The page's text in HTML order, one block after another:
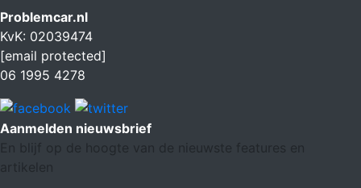
Problemcar.nl
KvK: 02039474
[email protected]
06 1995 4278
Aanmelden nieuwsbrief
En blijf op de hoogte van de nieuwste features en
artikelen